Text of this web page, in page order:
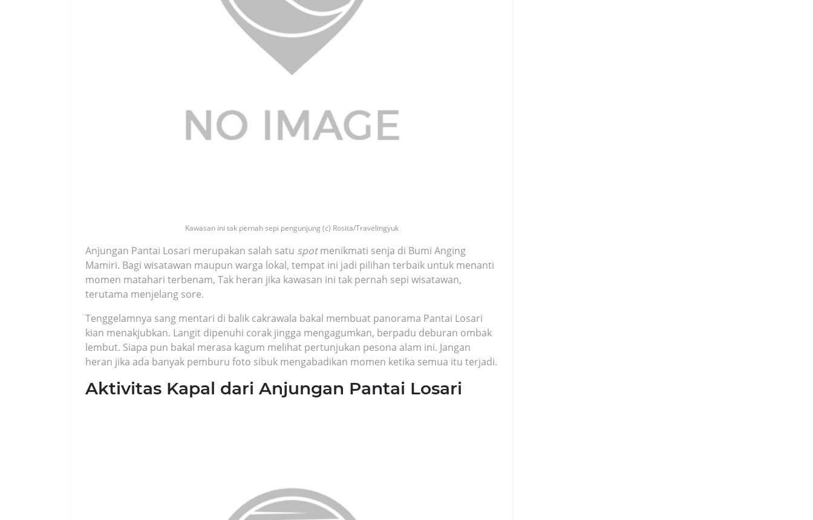
Kawasan ini tak pernah sepi pengunjung (c) Rosita/Travelingyuk
Anjungan Pantai Losari merupakan salah satu spotmenikmati senja di Bumi Anging
Mamiri. Bagi wisatawan maupun warga lokal, tempat ini jadi pilihan terbaik untuk menanti
momen matahari terbenam, Tak heran jika kawasan ini tak pernah sepi wisatawan,
terutama menjelang sore.
Tenggelamnya sang mentari di balik cakrawala bakal membuat panorama Pantai Losari
kian menakjubkan. Langit dipenuhi corak jingga mengagumkan, berpadu deburan ombak
lembut. Siapa pun bakal merasa kagum melihat pertunjukan pesona alam ini. Jangan
heran jika ada banyak pemburu foto sibuk mengabadikan momen ketika semua itu terjadi.
Aktivitas Kapal dari Anjungan Pantai Losari